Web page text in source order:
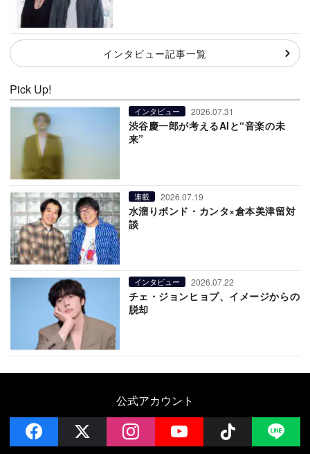
インタビュー記事一覧
Pick Up!
インタビュー 2026.07.31
渋谷慶一郎が考えるAIと“音楽の未
来”
連載 2026.07.19
水溜りボンド・カンタ×倉本美津留対
談
インタビュー 2026.07.22
チェ・ジョンヒョプ、イメージからの
脱却
公式アカウント
facebook instagramYouTube Follow